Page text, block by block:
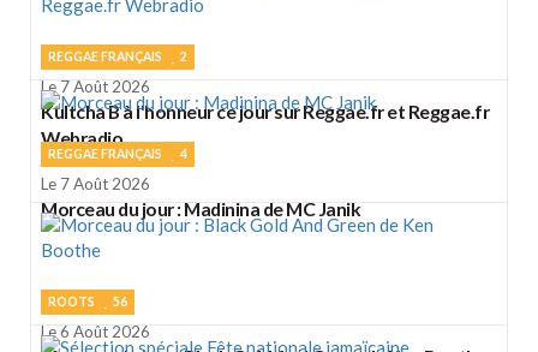
REGGAE FRANÇAIS 2
Le 7 Août 2026
Kultcha B à l'honneur ce jour sur Reggae.fr et Reggae.fr
Webradio
REGGAE FRANÇAIS 4
Le 7 Août 2026
Morceau du jour : Madinina de MC Janik
ROOTS 56
Le 6 Août 2026